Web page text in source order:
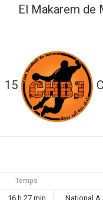
El Makarem de
15
Temps
16 h 27 min National A